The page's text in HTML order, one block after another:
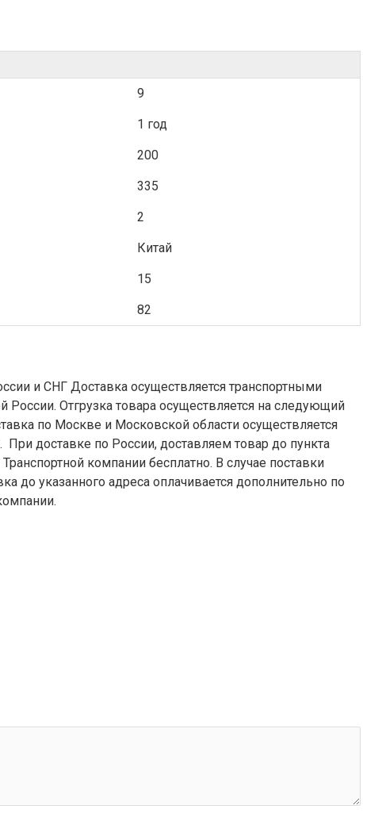
9
1 год
200
335
2
Китай
15
82
транспортными
России. Отгрузка товара осуществляется на следующий
компании бесплатно. В случае поставки
до указанного адреса оплачивается дополнительно по